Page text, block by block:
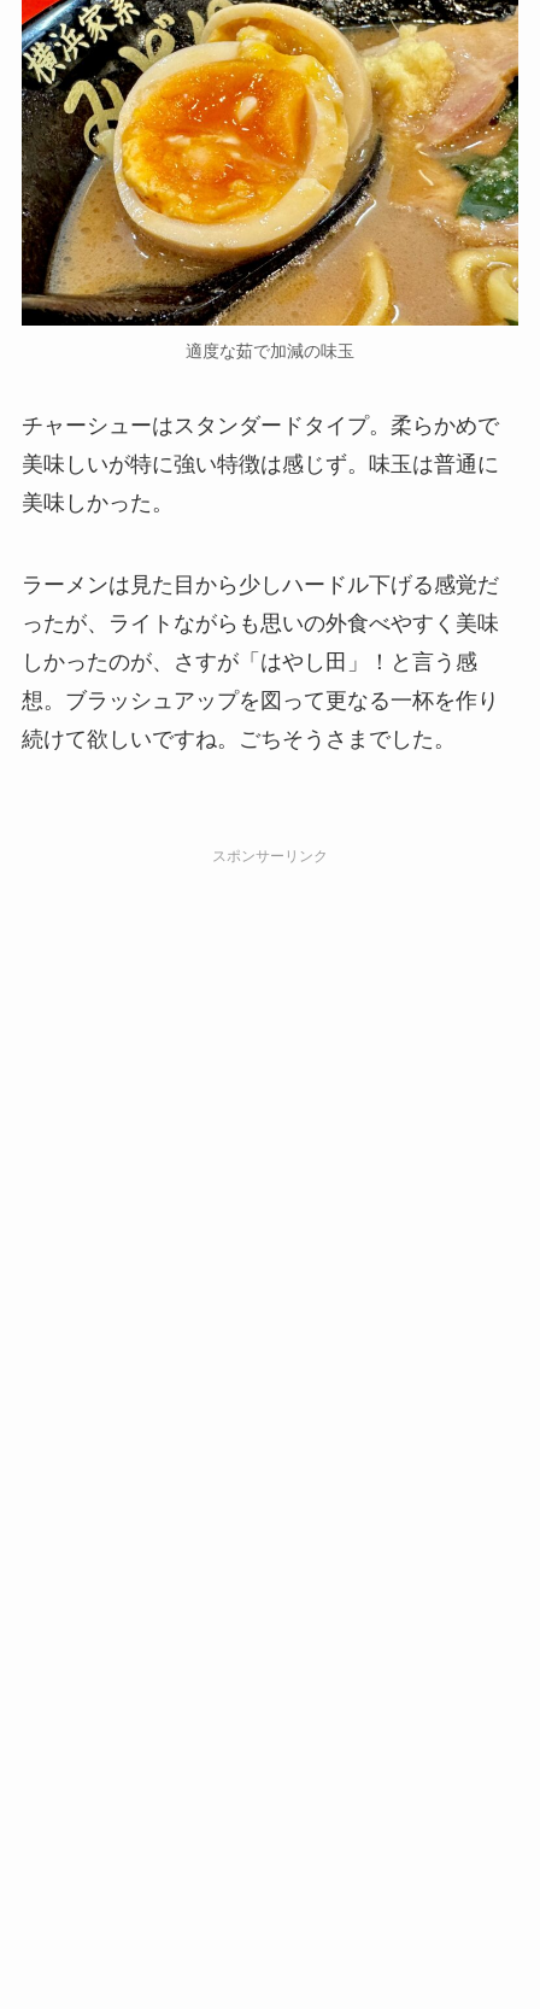
適度な茹で加減の味玉
チャーシューはスタンダードタイプ。柔らかめで
美味しいが特に強い特徴は感じず。味玉は普通に
美味しかった。
ラーメンは見た目から少しハードル下げる感覚だ
ったが、ライトながらも思いの外食べやすく美味
しかったのが、さすが「はやし田」！と言う感
想。ブラッシュアップを図って更なる一杯を作り
続けて欲しいですね。ごちそうさまでした。
スポンサーリンク